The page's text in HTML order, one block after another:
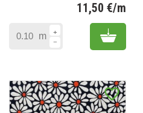
11,50 €/m
m Add
favorite_border